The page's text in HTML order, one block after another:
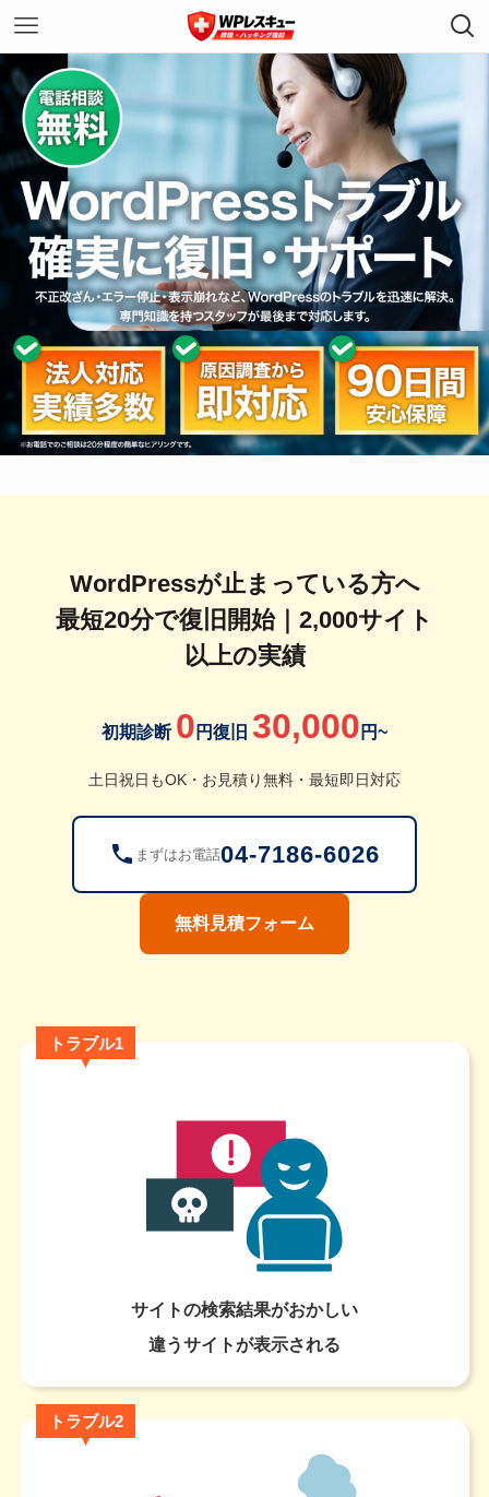
WordPressが止まっている方へ
最短20分で復旧開始｜2,000サイト
以上の実績
初期診断 0 円復旧 30,000 円~
土日祝日もOK・お見積り無料・最短即日対応
まずはお電話04-7186-6026
無料見積フォーム
トラブル1
サイトの検索結果がおかしい
違うサイトが表示される
トラブル2